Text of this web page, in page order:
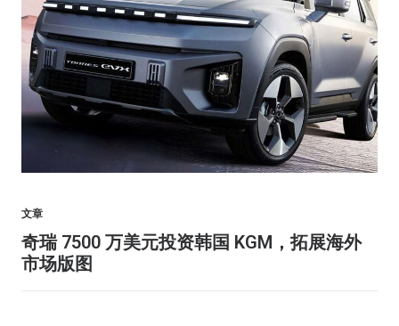
文章
奇瑞 7500 万美元投资韩国 KGM，拓展海外
市场版图